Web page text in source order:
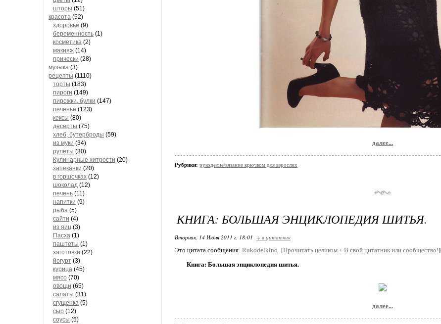
шторы (51)
красота (52)
здоровье (9)
беременность (1)
косметика (2)
макияж (14)
прически (28)
музыка (3)
рецепты (1110)
торты (183)
пироги (149)
пирожки, булки (147)
печенье (123)
кексы (80)
десерты (75)
хлеб, бутерброды (59)
из муки (34)
рулеты (30)
Кулинарные хитрости (20)
запеканки (20)
в горшочках (12)
шоколад (12)
печень (11)
напитки (9)
рыба (5)
сайти (4)
из яиц (3)
Пасха (1)
паштеты (1)
заготовки (22)
йогурт (3)
курица (45)
мясо (70)
овощи (65)
салаты (31)
сгущенка (5)
сыр (12)
соусы (5)
далее...
Рубрики: рукоделие/вязание крючком для взрослих
КНИГА: БОЛЬШАЯ ЭНЦИКЛОПЕДИЯ ШИТЬЯ.
Вторник, 14 Июня 2011 г. 18:01 + в цитатник
Это цитата сообщения Rukodelkino [Прочитать целиком + В свой цитатник или сообщество!]
Книга: Большая энциклопедия шитья.
далее...